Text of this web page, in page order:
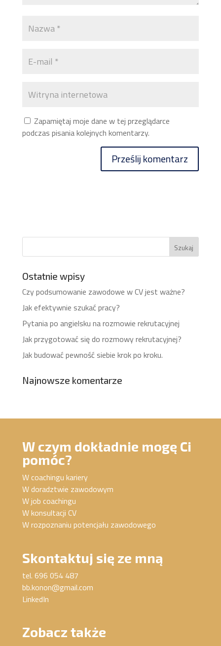
Zapamiętaj moje dane w tej przeglądarce
podczas pisania kolejnych komentarzy.
Ostatnie wpisy
Czy podsumowanie zawodowe w CV jest ważne?
Jak efektywnie szukać pracy?
Pytania po angielsku na rozmowie rekrutacyjnej
Jak przygotować się do rozmowy rekrutacyjnej?
Jak budować pewność siebie krok po kroku.
Najnowsze komentarze
W czym dokładnie mogę Ci
pomóc?
W coachingu kariery
W doradztwie zawodowym
W job coachingu
W konsultacji CV
W rozpoznaniu potencjału zawodowego
Skontaktuj się ze mną
tel. 696 054 487
bb.konon@gmail.com
LinkedIn
Zobacz także